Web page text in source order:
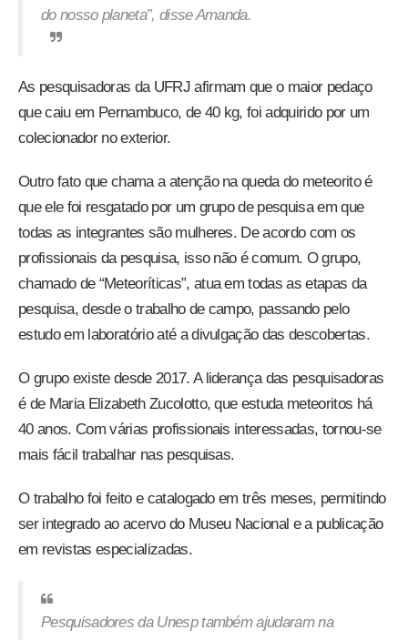
do nosso planeta”, disse Amanda.
As pesquisadoras da UFRJ afirmam que o maior pedaço
que caiu em Pernambuco, de 40 kg, foi adquirido por um
colecionador no exterior.
Outro fato que chama a atenção na queda do meteorito é
que ele foi resgatado por um grupo de pesquisa em que
todas as integrantes são mulheres. De acordo com os
profissionais da pesquisa, isso não é comum. O grupo,
chamado de “Meteoríticas”, atua em todas as etapas da
pesquisa, desde o trabalho de campo, passando pelo
estudo em laboratório até a divulgação das descobertas.
O grupo existe desde 2017. A liderança das pesquisadoras
é de Maria Elizabeth Zucolotto, que estuda meteoritos há
40 anos. Com várias profissionais interessadas, tornou-se
mais fácil trabalhar nas pesquisas.
O trabalho foi feito e catalogado em três meses, permitindo
ser integrado ao acervo do Museu Nacional e a publicação
em revistas especializadas.
Pesquisadores da Unesp também ajudaram na